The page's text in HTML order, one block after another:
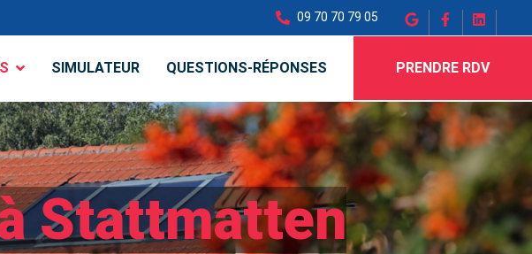
09 70 70 79 05
SIMULATEUR QUESTIONS-RÉPONSES PRENDRE RDV
Stattmatten